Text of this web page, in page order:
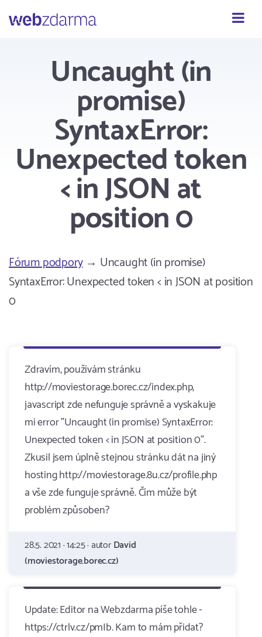
Webzdarma
Uncaught (in
promise)
SyntaxError:
Unexpected token
< in JSON at
position 0
Fórum podpory→ Uncaught (in promise)
SyntaxError: Unexpected token < in JSON at position
0
Zdravím, používám stránku
http://moviestorage.borec.cz/index.php,
javascript zde nefunguje správně a vyskakuje
mi error "Uncaught (in promise) SyntaxError:
Unexpected token < in JSON at position 0".
Zkusil jsem úplně stejnou stránku dát na jiný
hosting http://moviestorage.8u.cz/profile.php
a vše zde funguje správně. Čím může být
problém způsoben?
28.5. 2021 · 14:25 · autorDavid
(moviestorage.borec.cz)
Update: Editor na Webzdarma píše tohle -
https://ctrlv.cz/pmIb. Kam to mám přidat?